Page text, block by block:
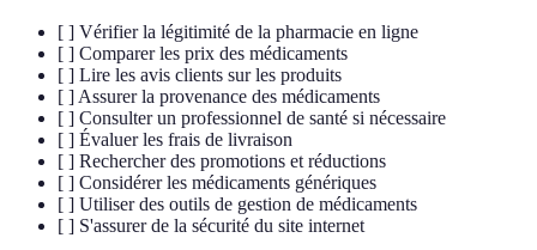
[ ] Vérifier la légitimité de la pharmacie en ligne
[ ] Comparer les prix des médicaments
[ ] Lire les avis clients sur les produits
[ ] Assurer la provenance des médicaments
[ ] Consulter un professionnel de santé si nécessaire
[ ] Évaluer les frais de livraison
[ ] Rechercher des promotions et réductions
[ ] Considérer les médicaments génériques
[ ] Utiliser des outils de gestion de médicaments
[ ] S'assurer de la sécurité du site internet